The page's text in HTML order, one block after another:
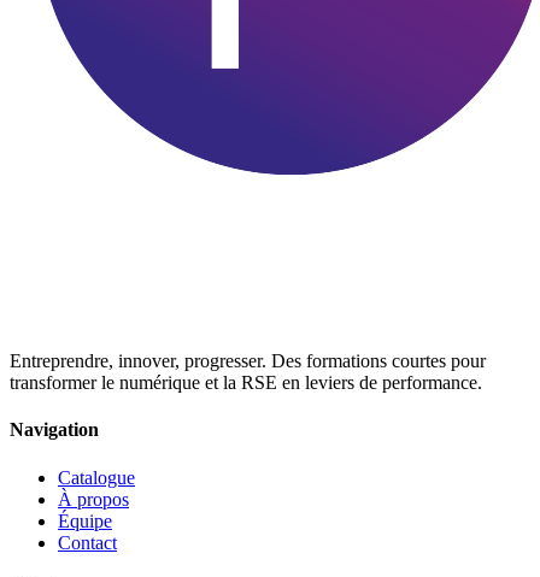
Entreprendre, innover, progresser. Des formations courtes pour
transformer le numérique et la RSE en leviers de performance.
Navigation
Catalogue
À propos
Équipe
Contact